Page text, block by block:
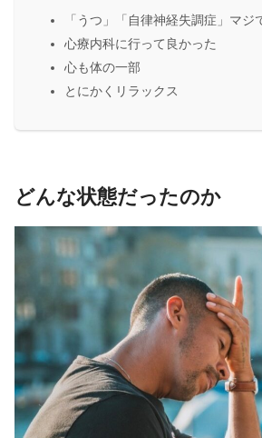
「うつ」「自律神経失調症」マジ
心療内科に行って良かった
心も体の一部
とにかくリラックス
どんな状態だったのか